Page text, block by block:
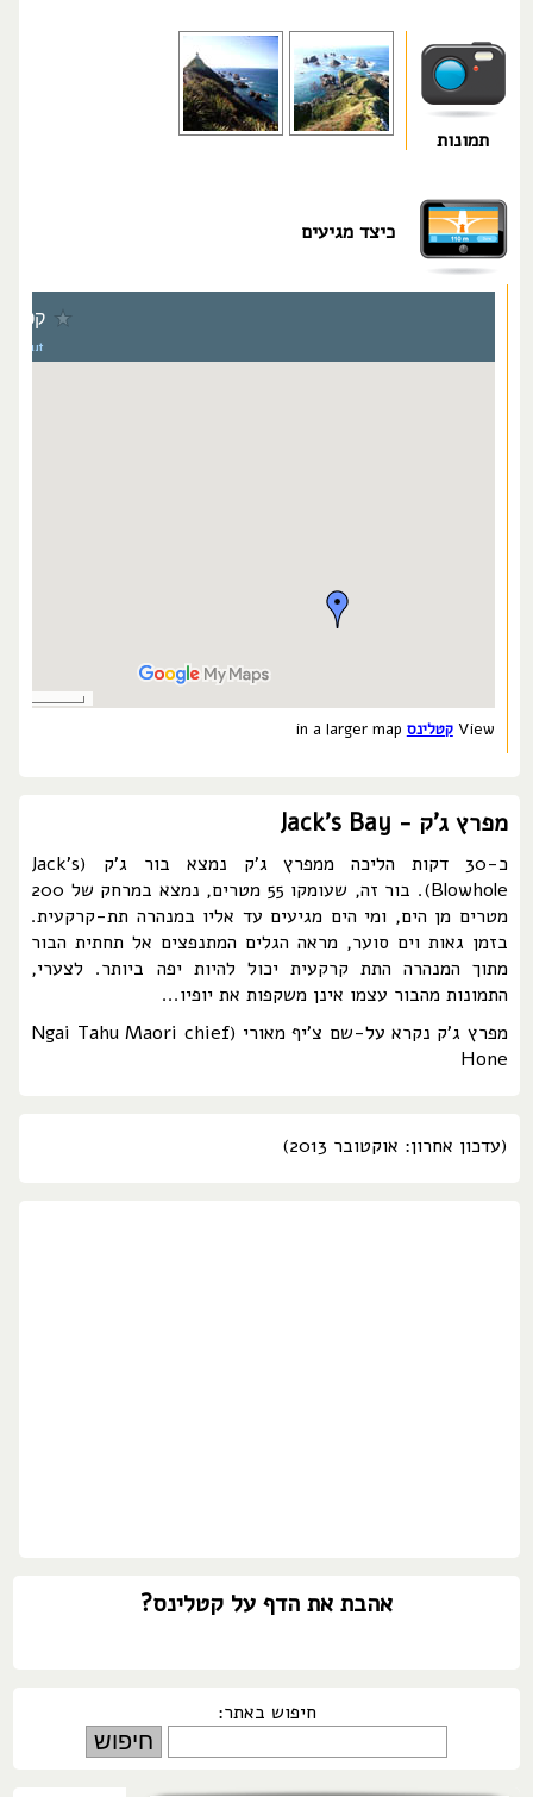
תמונות
כיצד מגיעים
View קטלינס
מפרץ ג'ק - Jack's Bay
כ-30 דקות הליכה ממפרץ ג'ק נמצא בור ג'ק (Jack's
Blowhole). בור זה, שעומקו 55 מטרים, נמצא במרחק של 200
מטרים מן הים, ומי הים מגיעים עד אליו במנהרה תת-קרקעית.
בזמן גאות וים סוער, מראה הגלים המתנפצים אל תחתית הבור
מתוך המנהרה התת קרקעית יכול להיות יפה ביותר. לצערי,
התמונות מהבור עצמו אינן משקפות את יופיו...
מפרץ ג'ק נקרא על-שם צ'יף מאורי (Ngai Tahu Maori chief
Hone
(עדכון אחרון: אוקטובר 2013)
אהבת את הדף על קטלינס?
חיפוש באתר: